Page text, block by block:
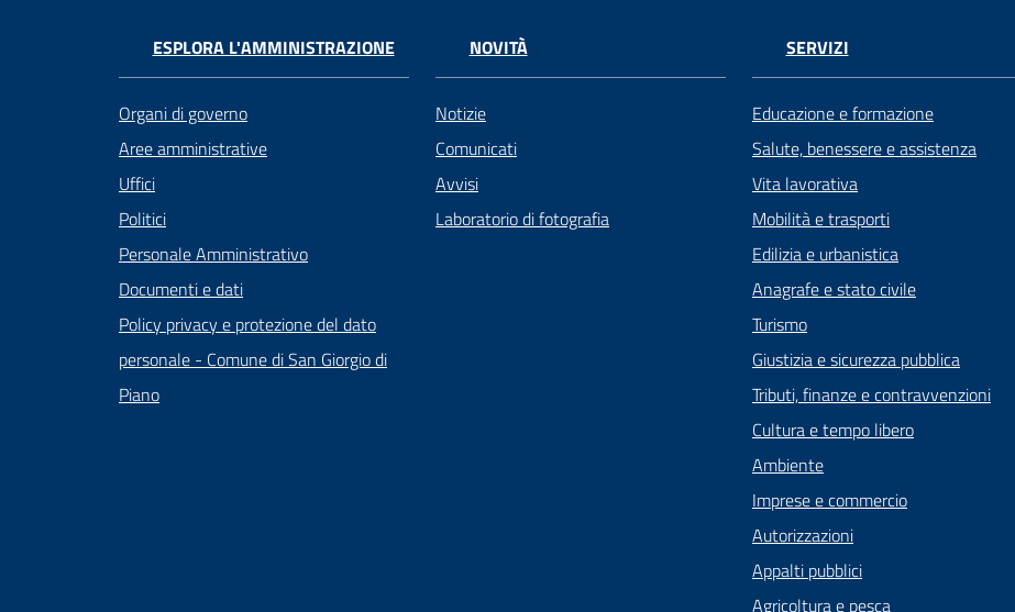
ESPLORA L'AMMINISTRAZIONE
Organi di governo
Aree amministrative
Uffici
Politici
Personale Amministrativo
Documenti e dati
Policy privacy e protezione del dato
personale - Comune di San Giorgio di
Piano
NOVITÀ
Notizie
Comunicati
Avvisi
Laboratorio di fotografia
SERVIZI
Educazione e formazione
Salute, benessere e assistenza
Vita lavorativa
Mobilità e trasporti
Edilizia e urbanistica
Anagrafe e stato civile
Turismo
Giustizia e sicurezza pubblica
Tributi, finanze e contravvenzioni
Cultura e tempo libero
Ambiente
Imprese e commercio
Autorizzazioni
Appalti pubblici
Agricoltura e pesca